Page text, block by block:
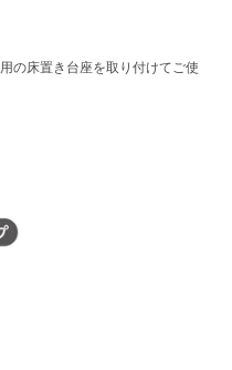
の床置き台座を取り付けてご使